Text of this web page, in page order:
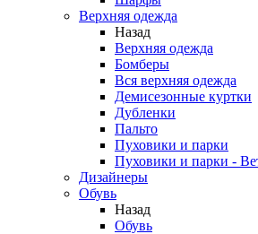
Верхняя одежда
Назад
Верхняя одежда
Бомберы
Вся верхняя одежда
Демисезонные куртки
Дубленки
Пальто
Пуховики и парки
Пуховики и парки -
Дизайнеры
Обувь
Назад
Обувь